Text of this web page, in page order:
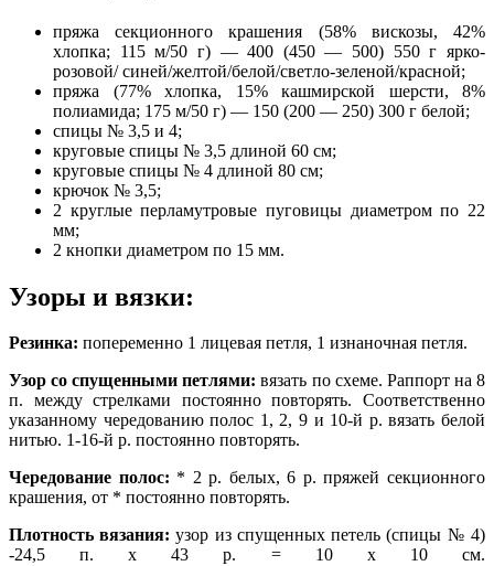
пряжа секционного крашения (58% вискозы, 42%
хлопка; 115 м/50 г) — 400 (450 — 500) 550 г ярко-
розовой/ синей/желтой/белой/светло-зеленой/красной;
пряжа (77% хлопка, 15% кашмирской шерсти, 8%
полиамида; 175 м/50 г) — 150 (200 — 250) 300 г белой;
спицы № 3,5 и 4;
круговые спицы № 3,5 длиной 60 см;
круговые спицы № 4 длиной 80 см;
крючок № 3,5;
2 круглые перламутровые пуговицы диаметром по 22
мм;
2 кнопки диаметром по 15 мм.
Узоры и вязки:
Резинка: попеременно 1 лицевая петля, 1 изнаночная петля.
Узор со спущенными петлями: вязать по схеме. Раппорт на 8
п. между стрелками постоянно повторять. Соответственно
указанному чередованию полос 1, 2, 9 и 10-й р. вязать белой
нитью. 1-16-й р. постоянно повторять.
Чередование полос: * 2 р. белых, 6 р. пряжей секционного
крашения, от * постоянно повторять.
Плотность вязания: узор из спущенных петель (спицы № 4)
-24,5 п. х 43 р. = 10 х 10 см.